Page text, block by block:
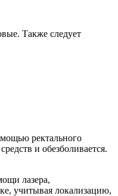
Также следует
ректального
и обезболивается.
лазера,
учитывая локализацию,